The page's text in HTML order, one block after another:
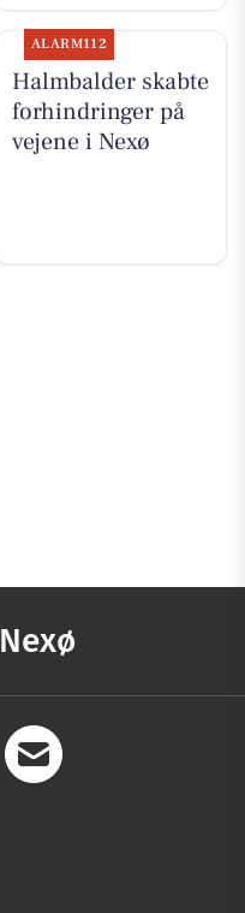
ALARM112
Halmbalder skabte
forhindringer på
vejene i Nexø
Nexø